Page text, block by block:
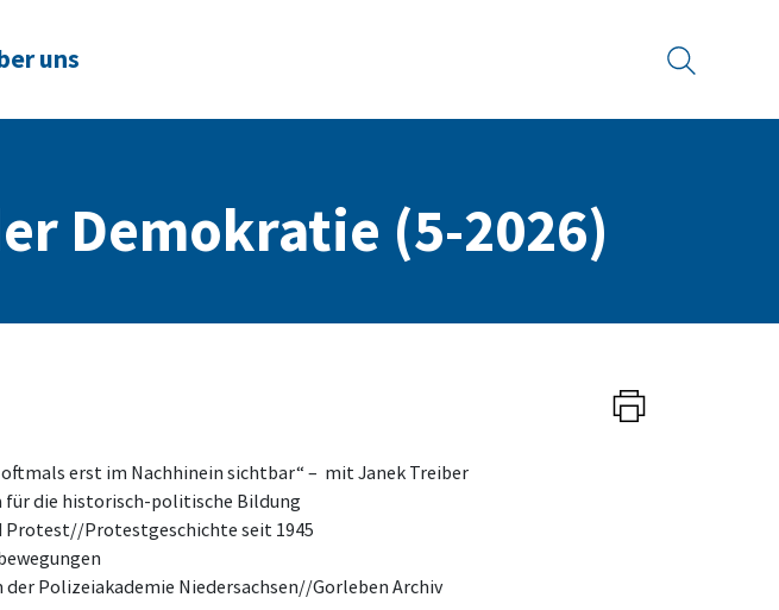
uns Suche
Demokratie (5-2026)
erst im Nachhinein sichtbar“ – mit Janek Treiber
für die historisch-politische Bildung
Protest//Protestgeschichte seit 1945
Polizeiakademie Niedersachsen//Gorleben Archiv